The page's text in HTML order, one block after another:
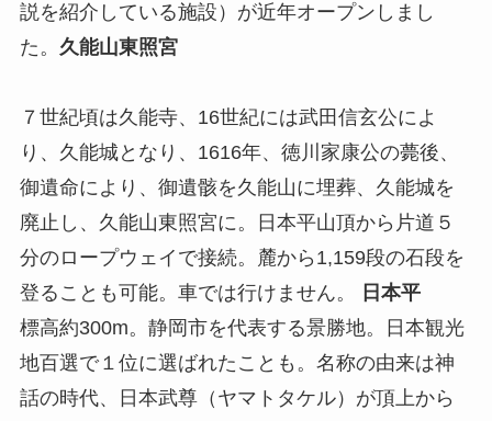
説を紹介している施設）が近年オープンしまし
た。 久能山東照宮
７世紀頃は久能寺、16世紀には武田信玄公によ
り、久能城となり、1616年、徳川家康公の薨後、
御遺命により、御遺骸を久能山に埋葬、久能城を
廃止し、久能山東照宮に。日本平山頂から片道５
分のロープウェイで接続。麓から1,159段の石段を
登ることも可能。車では行けません。
日本平
標高約300m。静岡市を代表する景勝地。日本観光
地百選で１位に選ばれたことも。名称の由来は神
話の時代、日本武尊（ヤマトタケル）が頂上から